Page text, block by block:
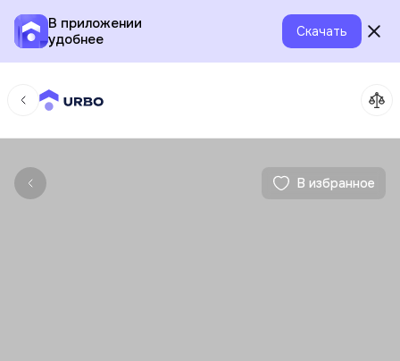
В приложении
удобнее
Скачать
В избранное